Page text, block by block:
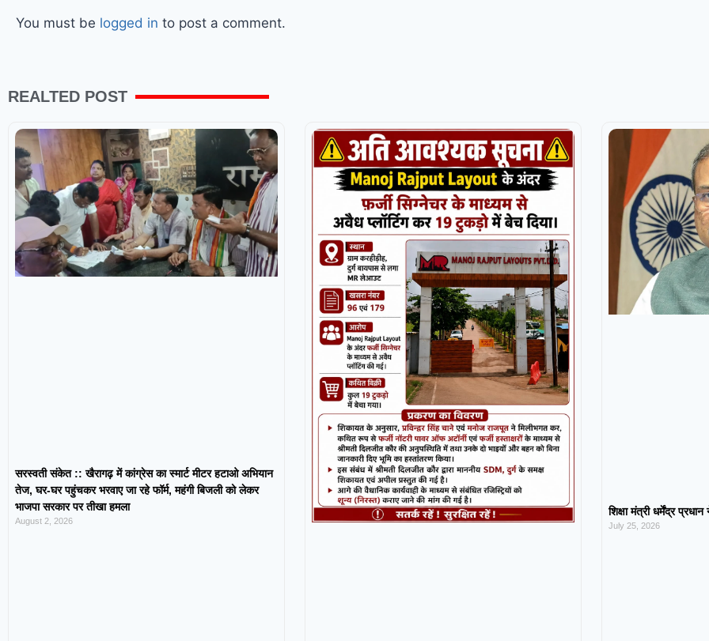
You must be logged in to post a comment.
REALTED POST
सरस्वती संकेत :: खैरागढ़ में कांग्रेस का स्मार्ट मीटर हटाओ अभियान
तेज, घर-घर पहुंचकर भरवाए जा रहे फॉर्म, महंगी बिजली को लेकर
भाजपा सरकार पर तीखा हमला
August 2, 2026
शिक्षा मंत्री धर्मेंद्र
July 25, 2026